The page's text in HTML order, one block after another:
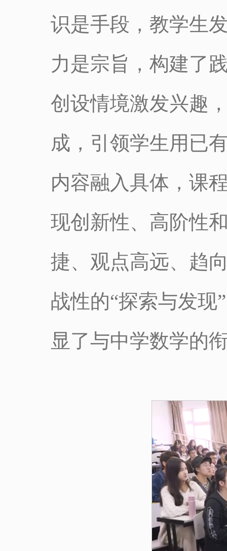
识是手段，教学生
力是宗旨，构建了
创设情境激发兴趣
成，引领学生用已
内容融入具体，课
现创新性、高阶性
捷、观点高远、趋
战性的“探索与发现
显了与中学数学的